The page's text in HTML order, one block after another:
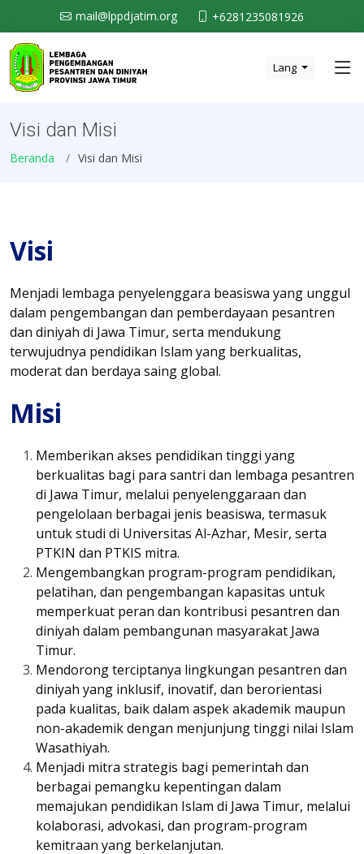
mail@lppdjatim.org +6281235081926
Lang
Visi dan Misi
Beranda Visi dan Misi
Visi
Menjadi lembaga penyelenggara beasiswa yang unggul
dalam pengembangan dan pemberdayaan pesantren
dan diniyah di Jawa Timur, serta mendukung
terwujudnya pendidikan Islam yang berkualitas,
moderat dan berdaya saing global.
Misi
Memberikan akses pendidikan tinggi yang
berkualitas bagi para santri dan lembaga pesantren
di Jawa Timur, melalui penyelenggaraan dan
pengelolaan berbagai jenis beasiswa, termasuk
untuk studi di Universitas Al-Azhar, Mesir, serta
PTKIN dan PTKIS mitra.
Mengembangkan program-program pendidikan,
pelatihan, dan pengembangan kapasitas untuk
memperkuat peran dan kontribusi pesantren dan
diniyah dalam pembangunan masyarakat Jawa
Timur.
Mendorong terciptanya lingkungan pesantren dan
diniyah yang inklusif, inovatif, dan berorientasi
pada kualitas, baik dalam aspek akademik maupun
non-akademik dengan menjunjung tinggi nilai Islam
Wasathiyah.
Menjadi mitra strategis bagi pemerintah dan
berbagai pemangku kepentingan dalam
memajukan pendidikan Islam di Jawa Timur, melalui
kolaborasi, advokasi, dan program-program
kemitraan yang berkelanjutan.